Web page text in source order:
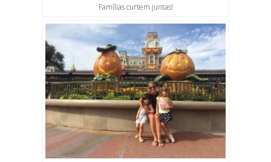
Famílias curtem juntas!